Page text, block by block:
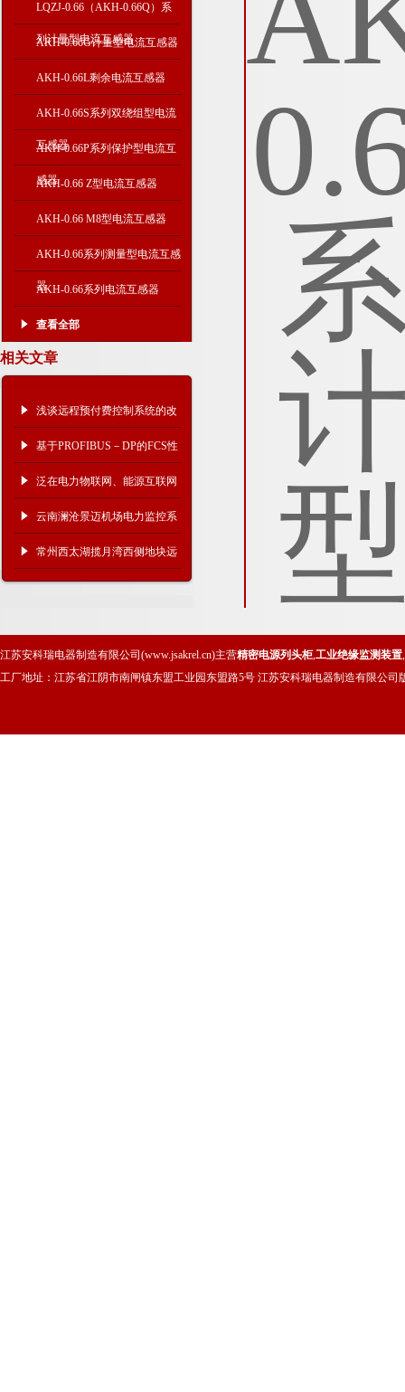
LQZJ-0.66（AKH-0.66Q）系
列计量型电流互感器
AKH-0.66G计量型电流互感器
AKH-0.66L剩余电流互感器
AKH-0.66S系列双绕组型电流
互感器
AKH-0.66P系列保护型电流互
感器
AKH-0.66 Z型电流互感器
AKH-0.66 M8型电流互感器
AKH-0.66系列测量型电流互感
器
AKH-0.66系列电流互感器
查看全部
相关文章
浅谈远程预付费控制系统的改
进方案
基于PROFIBUS－DP的FCS性
能研究及诊断软件的开发
泛在电力物联网、能源互联网
与虚拟电厂
云南澜沧景迈机场电力监控系
统的设计与应用
常州西太湖揽月湾西侧地块远
程预付费电能管理系统的设计
江苏安科瑞电器制造有限公司(www.jsakrel.cn)主营精密电源列头柜,工业绝缘监测装置,
工厂地址：江苏省江阴市南闸镇东盟工业园东盟路5号 江苏安科瑞电器制造有限公司